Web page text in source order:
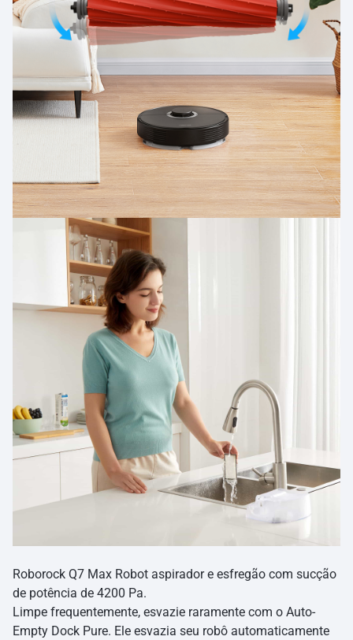
Roborock Q7 Max Robot aspirador e esfregão com sucção
de potência de 4200 Pa.
Limpe frequentemente, esvazie raramente com o Auto-
Empty Dock Pure. Ele esvazia seu robô automaticamente